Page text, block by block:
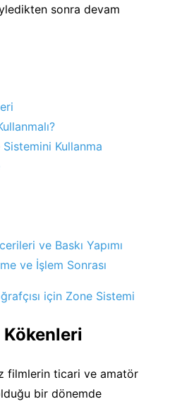
sonra devam
Kullanma
ve Baskı Yapımı
ve İşlem Sonrası
için Zone Sistemi
filmlerin ticari ve amatör
bir dönemde